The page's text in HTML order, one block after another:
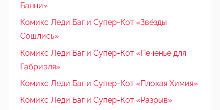
Банни»
Комикс Леди Баг и Супер-Кот «Звёзды
Сошлись»
Комикс Леди Баг и Супер-Кот «Печенье для
Габриэля»
Комикс Леди Баг и Супер-Кот «Плохая Химия»
Комикс Леди Баг и Супер-Кот «Разрыв»